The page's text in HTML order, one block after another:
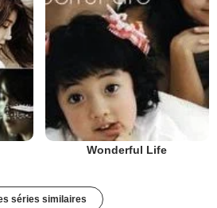
Wonderful Life
séries similaires